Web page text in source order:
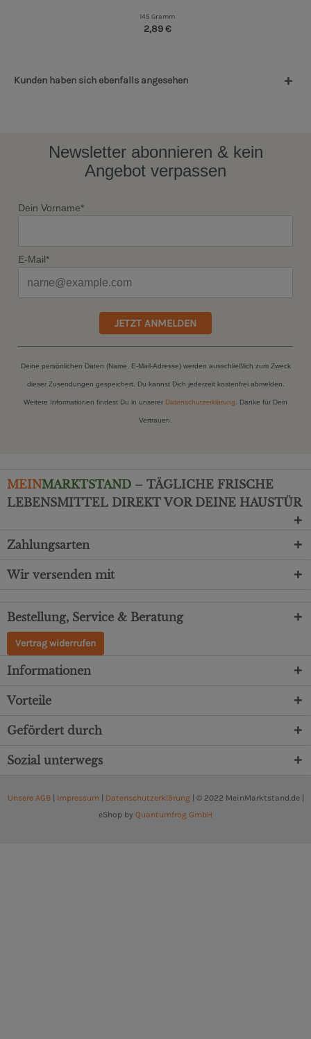
145 Gramm
2,89 €
Kunden haben sich ebenfalls angesehen
Newsletter abonnieren & kein
Angebot verpassen
Dein Vorname*
E-Mail*
JETZT ANMELDEN
Deine persönlichen Daten (Name, E-Mail-Adresse) werden ausschließlich zum Zweck
dieser Zusendungen gespeichert. Du kannst Dich jederzeit kostenfrei abmelden.
Weitere Informationen findest Du in unserer Datenschutzerklärung . Danke für Dein
Vertrauen.
MEINMARKTSTAND – TÄGLICHE FRISCHE
LEBENSMITTEL DIREKT VOR DEINE HAUSTÜR
Zahlungsarten
Wir versenden mit
Bestellung, Service & Beratung
Vertrag widerrufen
Informationen
Vorteile
Gefördert durch
Sozial unterwegs
Unsere AGB| Impressum Datenschutzerklärung| © 2022 MeinMarktstand.de |
eShop by Quantumfrog GmbH